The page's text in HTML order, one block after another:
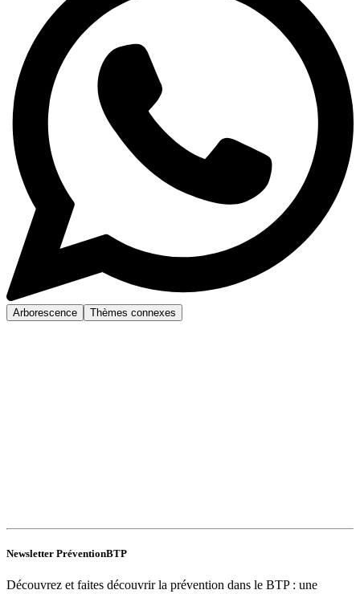
Arborescence Thèmes connexes
Newsletter PréventionBTP
Découvrez et faites découvrir la prévention dans le BTP : une